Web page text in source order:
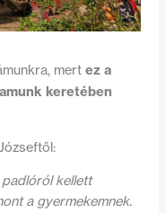
mert ez a
keretében
kellett
a gyermekemnek.